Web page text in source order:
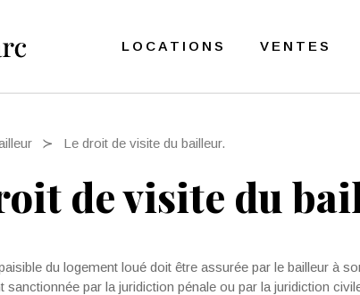
LOCATIONS VENTES
Le droit de visite du bailleur.
de visite du
du logement loué doit être assurée par le bailleur à
sanctionnée par la juridiction pénale ou par la juri­diction